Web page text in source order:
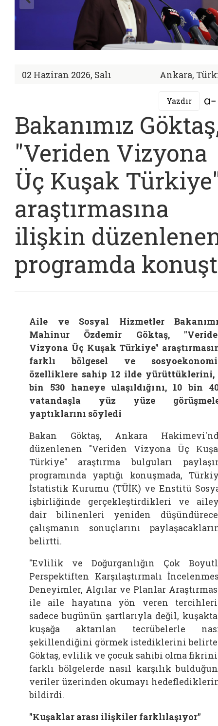
02 Haziran 2026, Salı Ankara,
Yazdır
Bakanımız
"Veriden Vizyona
Üç Kuşak
araştırmasına
ilişkin
programda
Aile ve Sosyal Hizmetler
Mahinur Özdemir Göktaş,
Vizyona Üç Kuşak Türkiye"
farklı bölgesel ve
özelliklere sahip 12 ilde yürüttüklerini,
bin 530 haneye ulaşıldığını, 10 bin
vatandaşla yüz yüze
yaptıklarını söyledi
Bakan Göktaş, Ankara
düzenlenen "Veriden Vizyona Üç
Türkiye" araştırma bulguları
programında yaptığı konuşmada,
İstatistik Kurumu (TÜİK) ve Enstitü
işbirliğinde gerçekleştirdikleri ve
dair bilinenleri yeniden
çalışmanın sonuçlarını
belirtti.
"Evlilik ve Doğurganlığın Çok
Perspektiften Karşılaştırmalı
Deneyimler, Algılar ve Planlar
ile
aile
hayatına yön veren
sadece bugünün şartlarıyla değil,
kuşağa aktarılan tecrübelerle
şekillendiğini görmek istediklerini
Göktaş, evlilik ve çocuk sahibi olma
farklı bölgelerde nasıl karşılık
veriler üzerinden okumayı
bildirdi.
"Kuşaklar arası ilişkiler farklılaşıyor"